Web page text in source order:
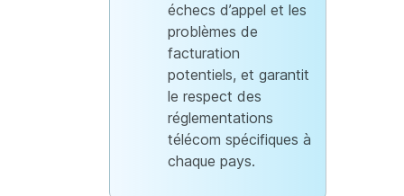
échecs d’appel et les
problèmes de
facturation
potentiels, et garantit
le respect des
réglementations
télécom spécifiques à
chaque pays.